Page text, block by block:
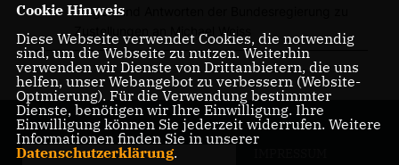
Fragen und Antworten der Bundesregierung zu
Zustellungen an Michael Weiss
Cookie Hinweis
Diese Webseite verwendet Cookies, die notwendig
sind, um die Webseite zu nutzen. Weiterhin
verwenden wir Dienste von Drittanbietern, die uns
helfen, unser Webangebot zu verbessern (Website-
Optmierung). Für die Verwendung bestimmter
Dienste, benötigen wir Ihre Einwilligung. Ihre
Einwilligung können Sie jederzeit widerrufen. Weitere
Informationen finden Sie in unserer
Datenschutzerklärung.